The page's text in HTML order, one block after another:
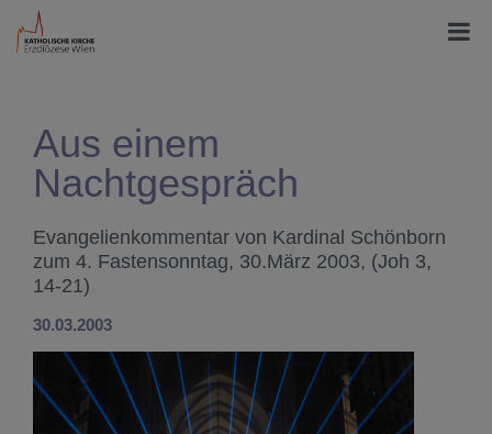
Aus einem
Nachtgespräch
Evangelienkommentar von Kardinal Schönborn
zum 4. Fastensonntag, 30.März 2003, (Joh 3,
14-21)
30.03.2003